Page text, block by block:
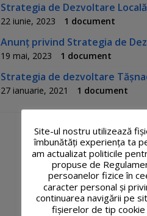
Strategia de Dezvoltare
22 iunie, 2023 1 document
Anunț privind Strategia de
19 mai, 2023 1 document
Strategia de dezvoltare
27 ianuarie, 2021 1 document
Site-ul nostru utilizează
îmbunătăți experiența ta
am actualizat politicile
propuse de
persoanelor fizice în
caracter personal și
continuarea navigării pe
fişierelor de tip